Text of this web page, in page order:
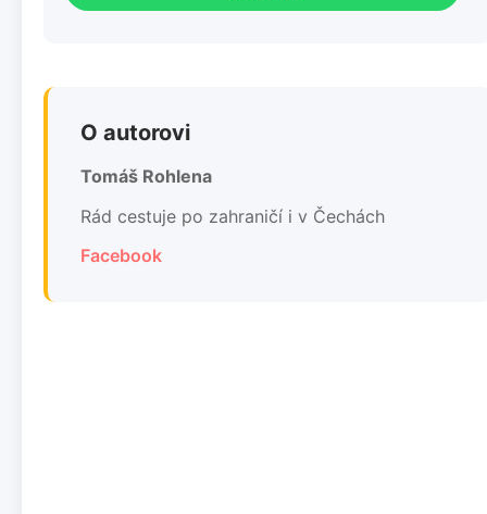
O autorovi
Tomáš Rohlena
Rád cestuje po zahraničí i v Čechách
Facebook